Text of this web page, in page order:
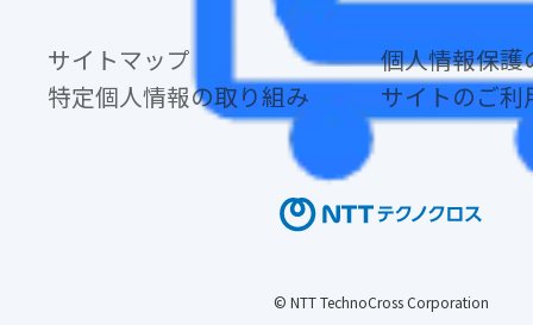
サイトマップ
個人情報保護
特定個人情報の取り組み
サイトのご利
© NTT TechnoCross Corporation